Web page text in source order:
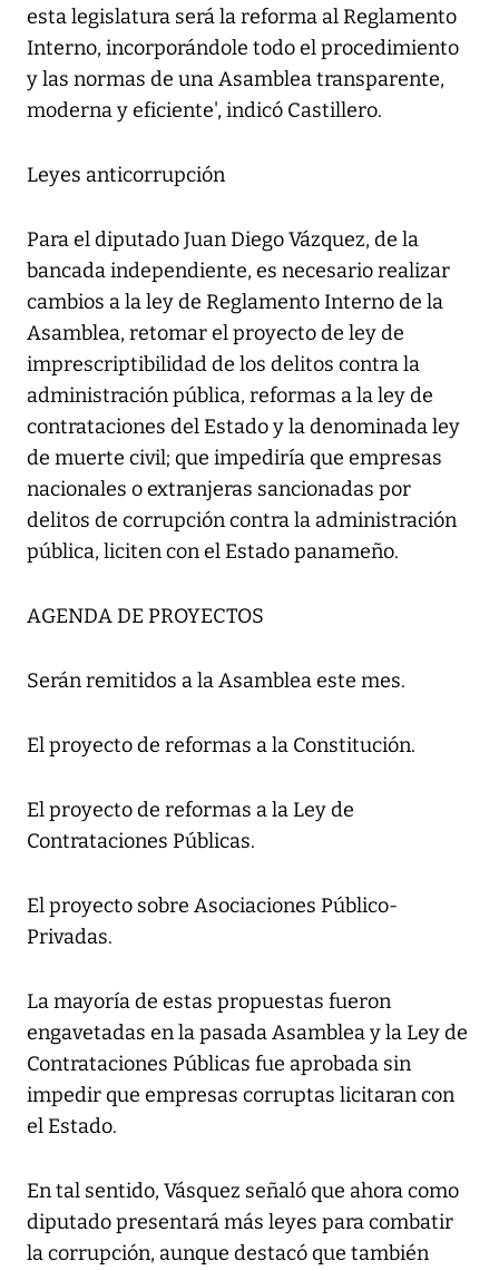
esta legislatura será la reforma al Reglamento
Interno, incorporándole todo el procedimiento
y las normas de una Asamblea transparente,
moderna y eficiente', indicó Castillero.
Leyes anticorrupción
Para el diputado Juan Diego Vázquez, de la
bancada independiente, es necesario realizar
cambios a la ley de Reglamento Interno de la
Asamblea, retomar el proyecto de ley de
imprescriptibilidad de los delitos contra la
administración pública, reformas a la ley de
contrataciones del Estado y la denominada ley
de muerte civil; que impediría que empresas
nacionales o extranjeras sancionadas por
delitos de corrupción contra la administración
pública, liciten con el Estado panameño.
AGENDA DE PROYECTOS
Serán remitidos a la Asamblea este mes.
El proyecto de reformas a la Constitución.
El proyecto de reformas a la Ley de
Contrataciones Públicas.
El proyecto sobre Asociaciones Público-
Privadas.
La mayoría de estas propuestas fueron
engavetadas en la pasada Asamblea y la Ley de
Contrataciones Públicas fue aprobada sin
impedir que empresas corruptas licitaran con
el Estado.
En tal sentido, Vásquez señaló que ahora como
diputado presentará más leyes para combatir
la corrupción, aunque destacó que también